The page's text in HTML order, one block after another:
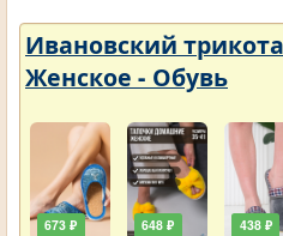
Ивановский
Женское - Обувь
673 ₽ 648 ₽ 438 ₽